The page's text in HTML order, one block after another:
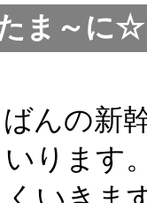
ま～に
んの新
ります